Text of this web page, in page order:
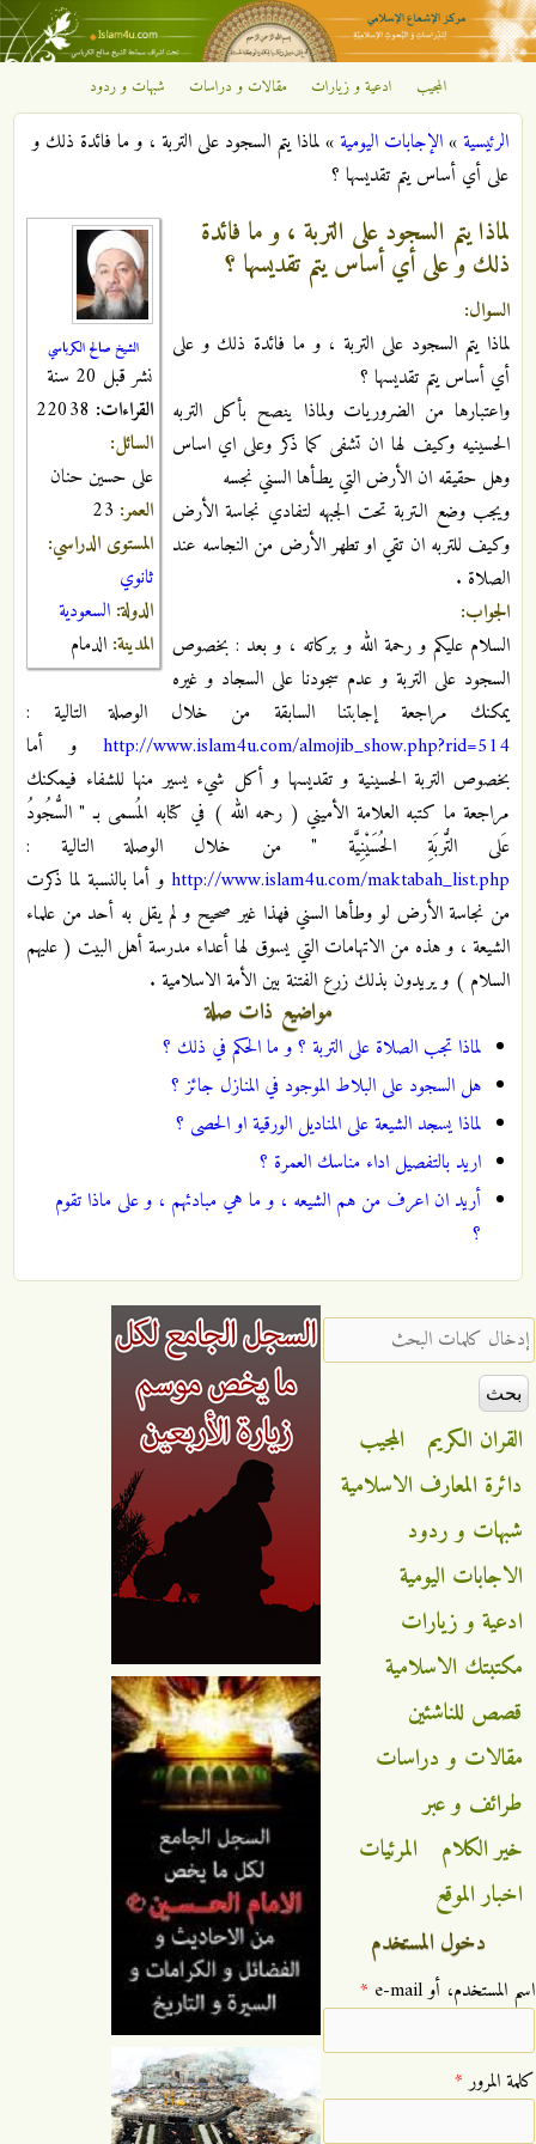
تجاوز إلى المحتوى الرئيسي
مركز
الإشعاع
الإسلامي
المجيب ادعية و زيارات مقالات و دراسات شبهات و ردود
أنت هنا
الرئيسية»الإجابات اليومية»لماذا يتم السجود على التربة ، و ما فائدة ذلك و
على أي أساس يتم تقديسها ؟
الشيخ صالح الكرباسي
نشر قبل 20 سنة
القراءات:
السائل:
على حسين حنان
العمر: 23
المستوى الدراسي:
ثانوي
الدولة: السعودية
المدينة: الدمام
لماذا يتم السجود على التربة ، و ما فائدة
ذلك و على أي أساس يتم تقديسها ؟
السوال:
لماذا يتم السجود على التربة ، و ما فائدة ذلك و على
أي أساس يتم تقديسها ؟
واعتبارها من الضروريات ولماذا ينصح بأكل التربه
الحسينيه وكيف لها ان تشفى كما ذكر وعلى اي اساس
وهل حقيقه ان الأرض التي يطـأها السني نجسه
ويجب وضع الـتربة تحت الجبهه لتفادي نجاسة الأرض
وكيف للتربه ان تقي او تطهر الأرض من النجاسه عند
الصلاة .
الجواب:
السلام عليكم و رحمة الله و بركاته ، و بعد : بخصوص
السجود على التربة و عدم سجودنا على السجاد و غيره
يمكنك مراجعة إجابتنا السابقة من خلال الوصلة التالية :
http://www.islam4u.com/almojib_show.php?rid=514 و أما
بخصوص التربة الحسينية و تقديسها و أكل شيء يسير منها للشفاء فيمكنك
مراجعة ما كتبه العلامة الأميني ( رحمه الله ) في كتابه المُسمى بـ " السُّجُودُ
عَلى التُّربَةِ الحُسَيْنِيَّة " من خلال الوصلة التالية :
http://www.islam4u.com/maktabah_list.php و أما بالنسبة لما ذكرت
من نجاسة الأرض لو وطأها السني فهذا غير صحيح و لم يقل به أحد من علماء
الشيعة ، و هذه من الاتهامات التي يسوق لها أعداء مدرسة أهل البيت ( عليهم
السلام ) و يريدون بذلك زرع الفتنة بين الأمة الاسلامية .
مواضيع ذات صلة
لماذا تجب الصلاة على التربة ؟ و ما الحكم في ذلك ؟
هل السجود على البلاط الموجود في المنازل جائز ؟
لماذا يسجد الشيعة على المناديل الورقية او الحصى ؟
اريد بالتفصيل اداء مناسك العمرة ؟
أريد ان اعرف من هم الشيعه ، و ما هي مبادئهم ، و على ماذا تقوم
؟
‏إدخال كلمات البحث ‏
القران الكريم
المجيب
دائرة المعارف الاسلامية
شبهات و ردود
الاجابات اليومية
ادعية و زيارات
مكتبتك الاسلامية
قصص للناشئين
مقالات و دراسات
طرائف و عبر
خير الكلام
المرئيات
اخبار الموقع
دخول المستخدم
‏اسم المستخدم، أو e-mail ‏ *
‏كلمة المرور ‏*